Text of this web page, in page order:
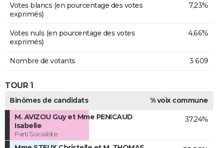
Votes blancs (en pourcentage des votes
exprimés)
7,23%
Votes nuls (en pourcentage des votes
exprimés)
4,66%
Nombre de votants 3 609
TOUR 1
Binômes de candidats
% voix commune
M. AVIZOU Guy et Mme PENICAUD
Isabelle
Parti Socialiste
37,24%